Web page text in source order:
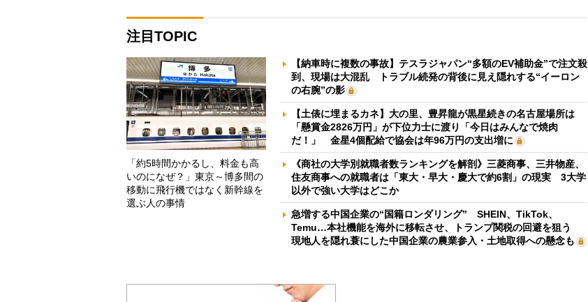
注目TOPIC
「約5時間かかるし、料金も高
いのになぜ？」東京～博多間の
移動に飛行機ではなく新幹線を
選ぶ人の事情
【納車時に複数の事故】テスラジャパン“多額のEV補助金”で注文殺
到、現場は大混乱 トラブル続発の背後に見え隠れする“イーロン
の右腕”の影
【土俵に埋まるカネ】大の里、豊昇龍が黒星続きの名古屋場所は
「懸賞金2826万円」が下位力士に渡り「今日はみんなで焼肉
だ！」 金星4個配給で協会は年96万円の支出増に
《商社の大学別就職者数ランキングを解剖》三菱商事、三井物産、
住友商事への就職者は「東大・早大・慶大で約6割」の現実 3大学
以外で強い大学はどこか
急増する中国企業の“国籍ロンダリング” SHEIN、TikTok、
Temu…本社機能を海外に移転させ、トランプ関税の回避を狙う
現地人を隠れ蓑にした中国企業の農業参入・土地取得への懸念も